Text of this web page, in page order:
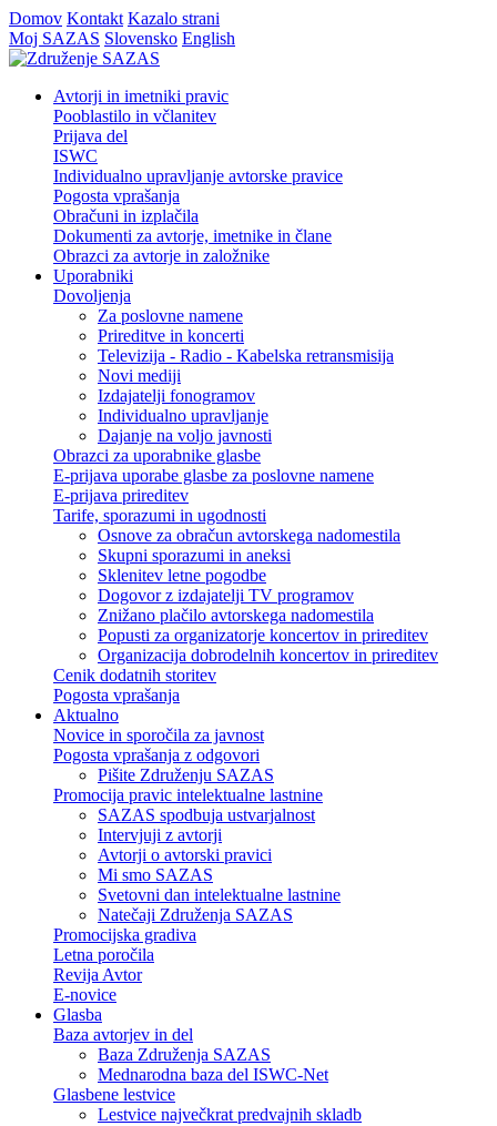
Domov Kontakt Kazalo strani
Moj SAZAS Slovensko English
Avtorji in imetniki pravic
Pooblastilo in včlanitev
Prijava del
ISWC
Individualno upravljanje avtorske pravice
Pogosta vprašanja
Obračuni in izplačila
Dokumenti za avtorje, imetnike in člane
Obrazci za avtorje in založnike
Uporabniki
Dovoljenja
Za poslovne namene
Prireditve in koncerti
Televizija - Radio - Kabelska retransmisija
Novi mediji
Izdajatelji fonogramov
Individualno upravljanje
Dajanje na voljo javnosti
Obrazci za uporabnike glasbe
E-prijava uporabe glasbe za poslovne namene
E-prijava prireditev
Tarife, sporazumi in ugodnosti
Osnove za obračun avtorskega nadomestila
Skupni sporazumi in aneksi
Sklenitev letne pogodbe
Dogovor z izdajatelji TV programov
Znižano plačilo avtorskega nadomestila
Popusti za organizatorje koncertov in prireditev
Organizacija dobrodelnih koncertov in prireditev
Cenik dodatnih storitev
Pogosta vprašanja
Aktualno
Novice in sporočila za javnost
Pogosta vprašanja z odgovori
Pišite Združenju SAZAS
Promocija pravic intelektualne lastnine
SAZAS spodbuja ustvarjalnost
Intervjuji z avtorji
Avtorji o avtorski pravici
Mi smo SAZAS
Svetovni dan intelektualne lastnine
Natečaji Združenja SAZAS
Promocijska gradiva
Letna poročila
Revija Avtor
E-novice
Glasba
Baza avtorjev in del
Baza Združenja SAZAS
Mednarodna baza del ISWC-Net
Glasbene lestvice
Lestvice največkrat predvajnih skladb